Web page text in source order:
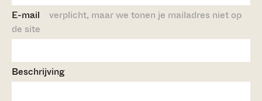
E-mail verplicht, maar we tonen je mailadres niet op
de site
Beschrijving